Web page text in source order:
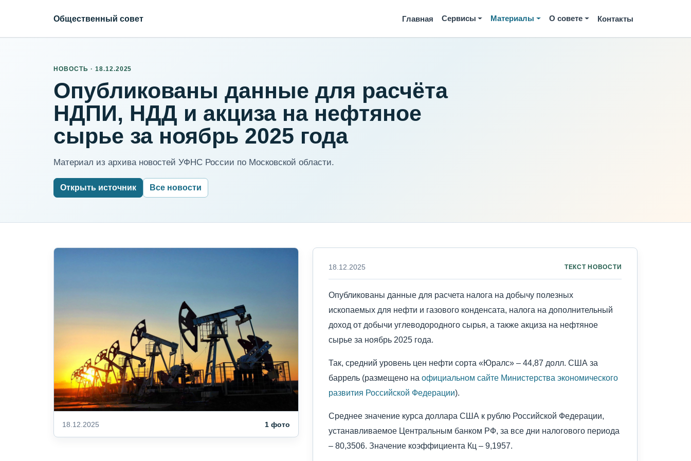
Общественный совет Главная Сервисы Материалы О совете Контакты
НОВОСТЬ · 18.12.2025
Опубликованы данные для расчёта
НДПИ, НДД и акциза на нефтяное
сырье за ноябрь 2025 года
Материал из архива новостей УФНС России по Московской области.
Открыть источник Все новости
18.12.2025 1 фото
18.12.2025 ТЕКСТ НОВОСТИ
Опубликованы данные для расчета налога на добычу полезных
ископаемых для нефти и газового конденсата, налога на дополнительный
доход от добычи углеводородного сырья, а также акциза на нефтяное
сырье за ноябрь 2025 года.
Так, средний уровень цен нефти сорта «Юралс» – 44,87 долл. США за
баррель (размещено на официальном сайте Министерства экономического
развития Российской Федерации).
Среднее значение курса доллара США к рублю Российской Федерации,
устанавливаемое Центральным банком РФ, за все дни налогового периода
– 80,3506. Значение коэффициента Кц – 9,1957.